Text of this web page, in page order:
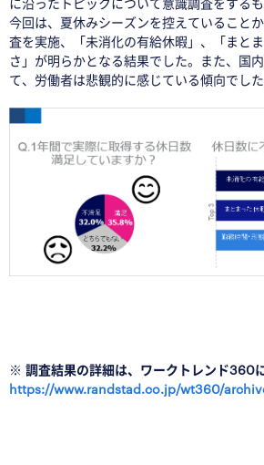
に沿ったトピックについて意識調査をする
今回は、夏休みシーズンを控えていること
査を実施、「未消化の有給休暇」、「まと
さ」が明らかとなる結果でした。また、国
て、労働者は悲観的に感じている傾向でした
※ 調査結果の詳細は、ワークトレンド360
https://www.randstad.co.jp/wt360/